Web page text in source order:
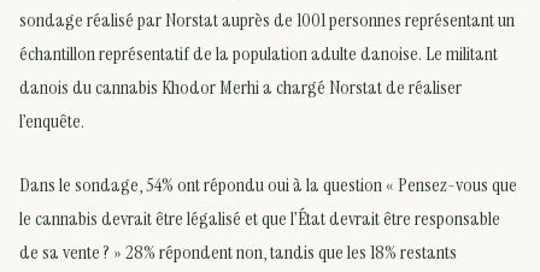
sondage réalisé par Norstat auprès de 1001 personnes représentant un
échantillon représentatif de la population adulte danoise. Le militant
danois du cannabis Khodor Merhi a chargé Norstat de réaliser
l’enquête.
Dans le sondage, 54% ont répondu oui à la question « Pensez-vous que
le cannabis devrait être légalisé et que l’État devrait être responsable
de sa vente ? » 28% répondent non, tandis que les 18% restants